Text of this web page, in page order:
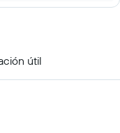
útil